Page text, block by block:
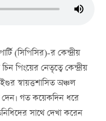
(সিপিসির)-র কেন্দ্রীয়
পিংয়ের নেতৃত্বে কেন্দ্রীয়
স্বায়ত্তশাসিত অঞ্চল
দেন। গত কয়েকদিন ধরে
সাথে দেখা করেন